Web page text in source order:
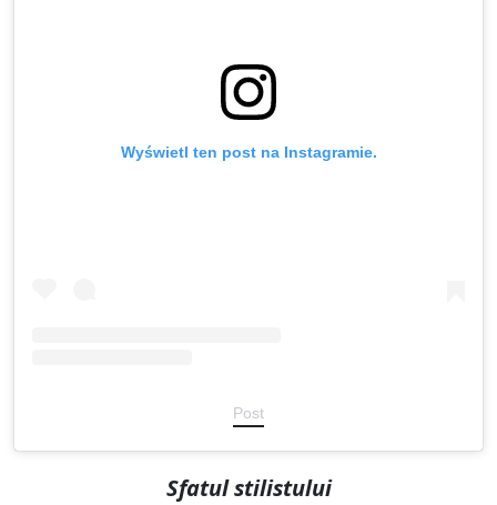
Wyświetl ten post na Instagramie.
Post
Sfatul stilistului